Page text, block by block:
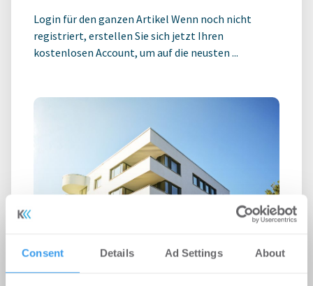
Consent Details Ad Settings About
Login für den ganzen Artikel Wenn noch nicht
registriert, erstellen Sie sich jetzt Ihren
kostenlosen Account, um auf die neusten ...